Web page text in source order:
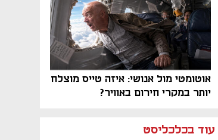
אוטומטי מול אנושי: איזה טייס מוצלח
יותר במקרי חירום באוויר?
עוד בכלכליסט